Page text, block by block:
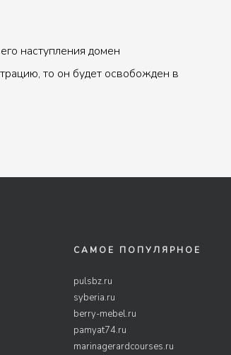
наступления домен
то он будет освобожден в
САМОЕ ПОПУЛЯРНОЕ
pulsbz.ru
syberia.ru
berry-mebel.ru
pamyat74.ru
marinagerardcourses.ru